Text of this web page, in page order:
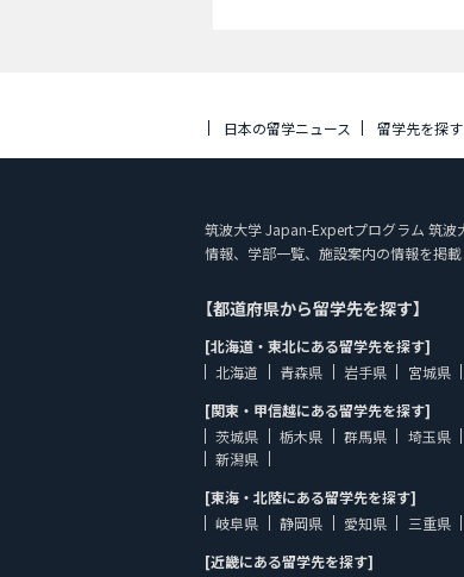
日本の留学ニュース 留学先を探す
筑波大学 Japan-Expertプログラム 筑波
情報、学部一覧、施設案内の情報を掲
【都道府県から留学先を探す】
[北海道・東北にある留学先を探す]
北海道
青森県 岩手県 宮城県
[関東・甲信越にある留学先を探す]
茨城県
栃木県 群馬県 埼玉県
新潟県
[東海・北陸にある留学先を探す]
岐阜県
静岡県 愛知県 三重県
[近畿にある留学先を探す]